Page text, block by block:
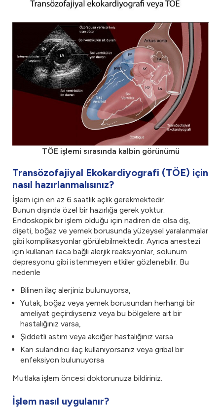
TÖE işlemi sırasında kalbin görünümü
Transözofajiyal Ekokardiyografi (TÖE) için
nasıl hazırlanmalısınız?
İşlem için en az 6 saatlik açlık gerekmektedir.
Bunun dışında özel bir hazırlığa gerek yoktur.
Endoskopik bir işlem olduğu için nadiren de olsa diş,
dişeti, boğaz ve yemek borusunda yüzeysel yaralanmalar
gibi komplikasyonlar görülebilmektedir. Ayrıca anestezi
için kullanan ilaca bağlı alerjik reaksiyonlar, solunum
depresyonu gibi istenmeyen etkiler gözlenebilir. Bu
nedenle
Bilinen ilaç alerjiniz bulunuyorsa,
Yutak, boğaz veya yemek borusundan herhangi bir
ameliyat geçirdiyseniz veya bu bölgelere ait bir
hastalığınız varsa,
Şiddetli astım veya akciğer hastalığınız varsa
Kan sulandırıcı ilaç kullanıyorsanız veya gribal bir
enfeksiyon bulunuyorsa
Mutlaka işlem öncesi doktorunuza bildiriniz.
İşlem nasıl uygulanır?